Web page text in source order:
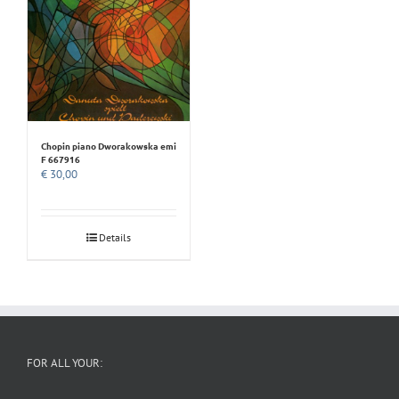
Chopin piano Dworakowska emi
F 667916
€ 30,00
Details
FOR ALL YOUR: